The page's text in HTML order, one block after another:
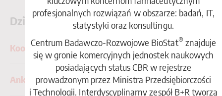
Dział realizacji badań
Koordynator badań - praca
Ankieter Telefoniczny (Call Center) - praca
profesjonalnych rozwiązań w obszarze: badań, IT,
statystyki oraz konsultingu.
Centrum Badawczo-Rozwojowe BioStat® znajduje
się w gronie komercyjnych jednostek naukowych
posiadających status CBR w rejestrze
prowadzonym przez Ministra Przedsiębiorczości
i Technologii. Interdyscyplinarny zespół B+R tworzą